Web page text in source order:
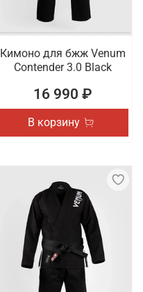
Кимоно для бжж Venum
Contender 3.0 Black
16 990 ₽
В корзину